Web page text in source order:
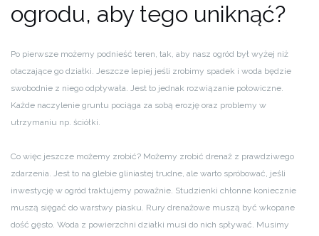
ogrodu, aby tego uniknąć?
Po pierwsze możemy podnieść teren, tak, aby nasz ogród był wyżej niż
otaczające go działki. Jeszcze lepiej jeśli zrobimy spadek i woda będzie
swobodnie z niego odpływała. Jest to jednak rozwiązanie połowiczne.
Każde naczylenie gruntu pociąga za sobą erozję oraz problemy w
utrzymaniu np. ściółki.
Co więc jeszcze możemy zrobić? Możemy zrobić drenaż z prawdziwego
zdarzenia. Jest to na glebie gliniastej trudne, ale warto spróbować, jeśli
inwestycję w ogród traktujemy poważnie. Studzienki chłonne koniecznie
muszą sięgać do warstwy piasku. Rury drenażowe muszą być wkopane
dość gęsto. Woda z powierzchni działki musi do nich spływać. Musimy